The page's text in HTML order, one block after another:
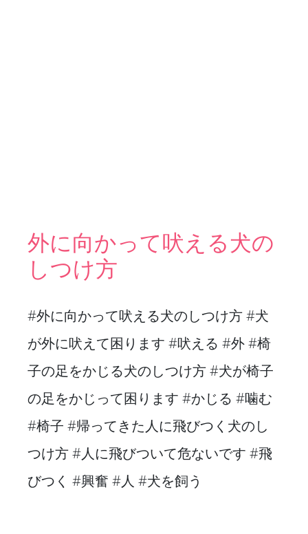
外に向かって吠える犬の
しつけ方
#外に向かって吠える犬のしつけ方 #犬
が外に吠えて困ります #吠える #外 #椅
子の足をかじる犬のしつけ方 #犬が椅子
の足をかじって困ります #かじる #噛む
#椅子 #帰ってきた人に飛びつく犬のし
つけ方 #人に飛びついて危ないです #飛
びつく #興奮 #人 #犬を飼う